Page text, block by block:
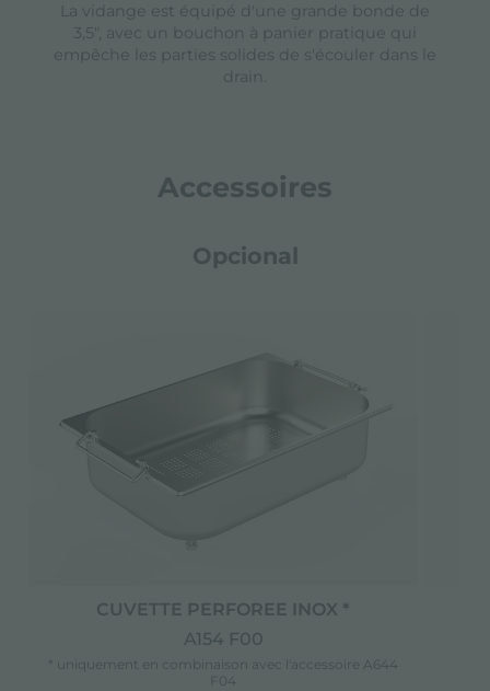
La vidange est équipé d'une grande bonde de
3,5", avec un bouchon à panier pratique qui
empêche les parties solides de s'écouler dans le
drain.
Accessoires
Opcional
CUVETTE PERFOREE INOX *
A154 F00
* uniquement en combinaison avec l'accessoire A644
F04